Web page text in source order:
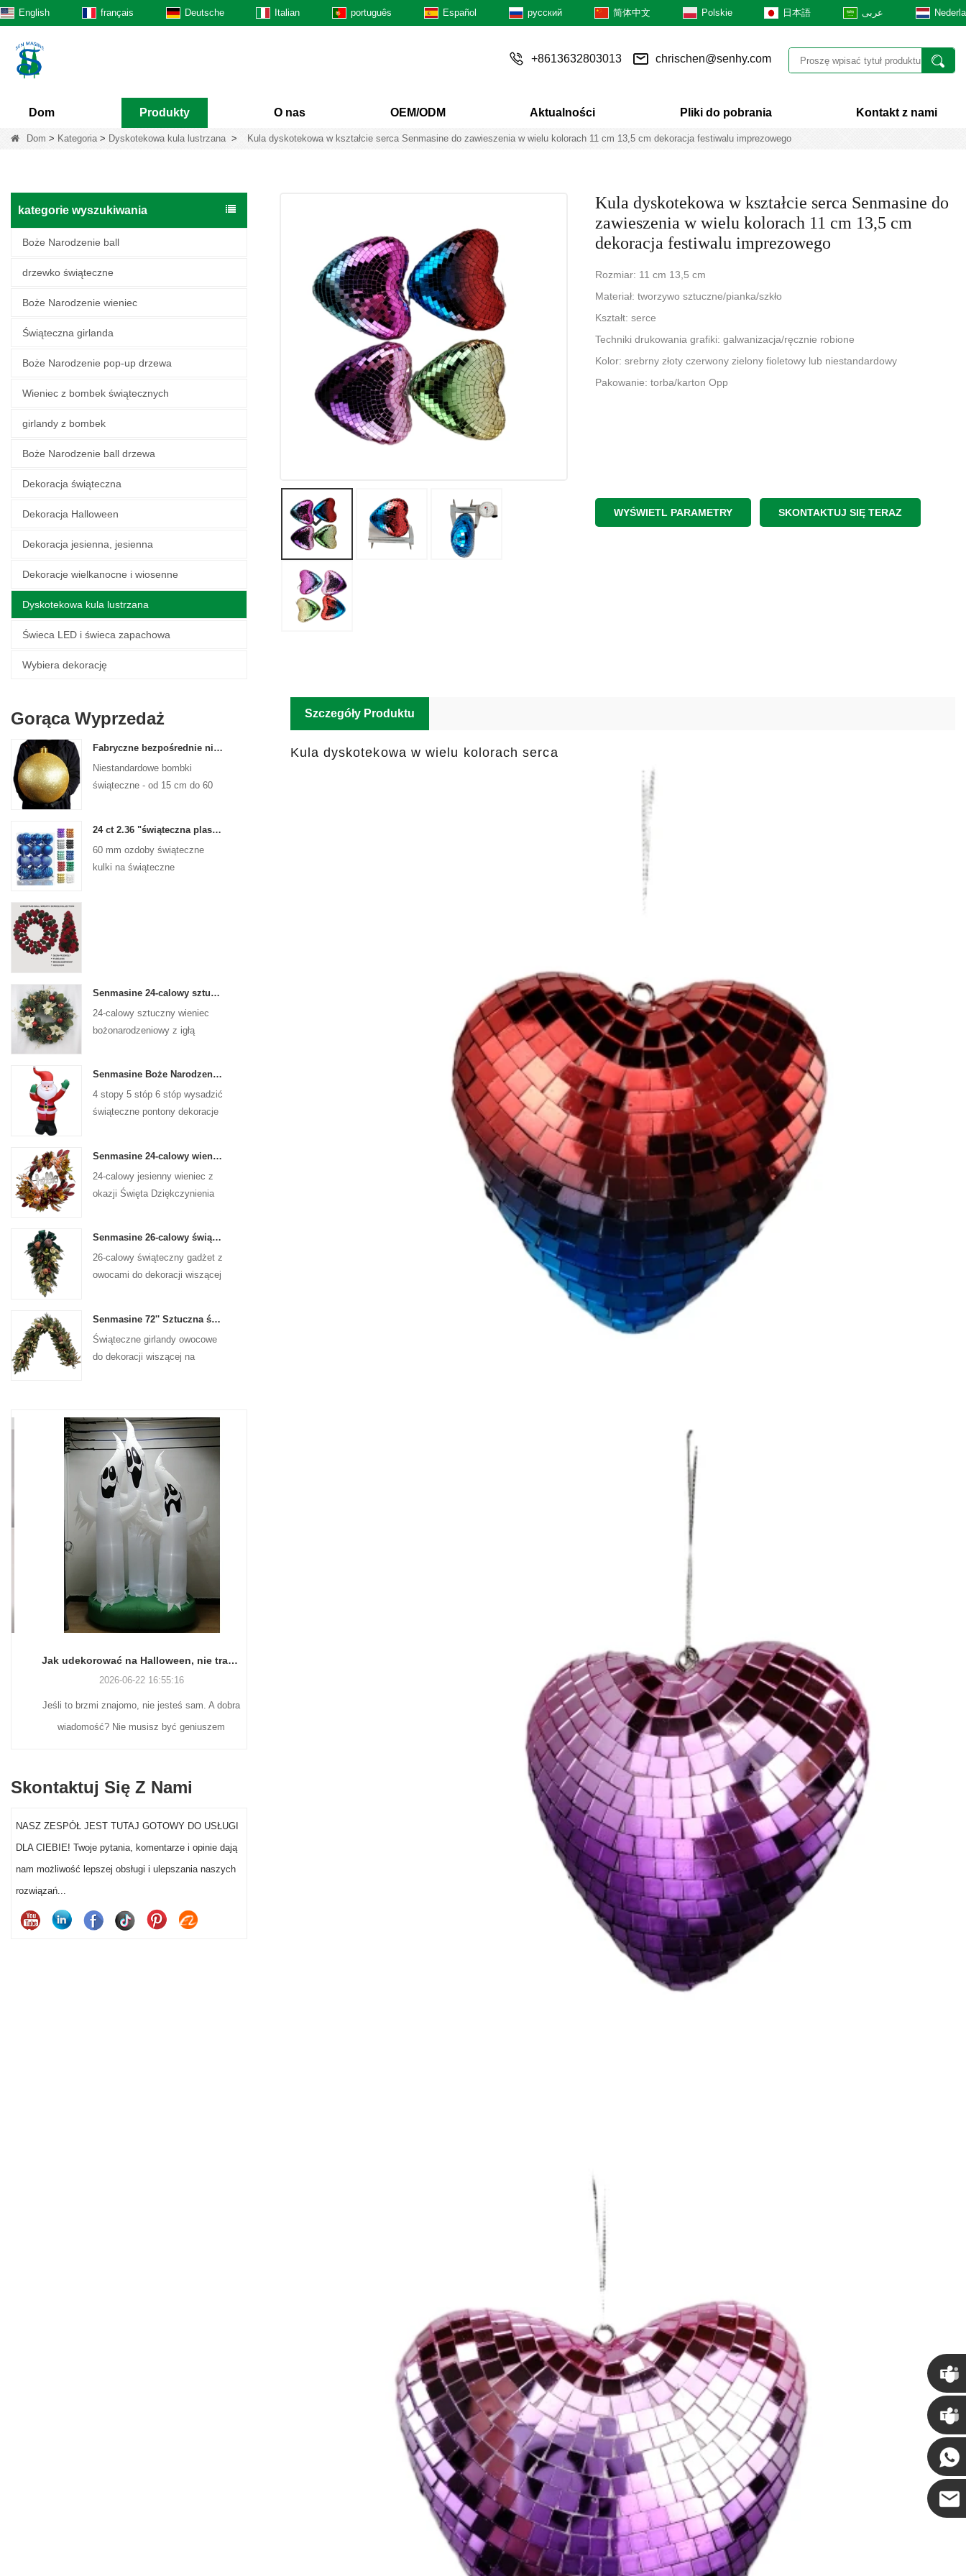
English français Deutsche Italian português Español русский 简体中文 Polskie 日本語 عربى
+8613632803013 chrischen@senhy.com
Dom Produkty O nas OEM/ODM Aktualności Pliki do pobrania Kontakt z nami
Dom > Kategoria> Dyskotekowa kula lustrzana> Kula dyskotekowa w kształcie serca Senmasine do zawieszenia w wielu kolorach 11 cm 13,5 cm dekoracja festiwalu imprezowego
kategorie wyszukiwania
Boże Narodzenie ball
drzewko świąteczne
Boże Narodzenie wieniec
Świąteczna girlanda
Boże Narodzenie pop-up drzewa
Wieniec z bombek świątecznych
girlandy z bombek
Boże Narodzenie ball drzewa
Dekoracja świąteczna
Dekoracja Halloween
Dekoracja jesienna, jesienna
Dekoracje wielkanocne i wiosenne
Dyskotekowa kula lustrzana
Świeca LED i świeca zapachowa
Wybiera dekorację
Gorąca Wyprzedaż
Fabryczne bezpośrednie niestandardowe kulki świąteczne duże ozdoby duże bombki 15 cm - 60 cm kulki logo Xmas
Niestandardowe bombki
świąteczne - od 15 cm do 60
24 ct 2.36 "świąteczna plastikowa kulka do wiszących ozdób ozdoby Xmas Shattproof Balls
60 mm ozdoby świąteczne
kulki na świąteczne
Senmasine 24-calowy sztuczny wieniec bożonarodzeniowy z igłą sosnową poinsecja szyszki czerwona kula złota gałąź jagód
24-calowy sztuczny wieniec
bożonarodzeniowy z igłą
Senmasine Boże Narodzenie Święty Mikołaj Nadmuchiwane Wysadzane Xmas Dmuchane Dekoracje Wakacje Zima Wewnątrz Na Zewnątrz
4 stopy 5 stóp 6 stóp wysadzić
świąteczne pontony dekoracje
święty mikołaj nadmuchiwane
Senmasine 24-calowy wieniec z okazji Święta Dziękczynienia ze znakiem powitalnym Jesienne liście do zbiorów Słonecznik Wzór dyni Kokarda
24-calowy jesienny wieniec z
okazji Święta Dziękczynienia
Senmasine 26-calowy świąteczny gadżet owocowy ze wstążką i kokardkami Sztuczne liście gałęzi PCV
26-calowy świąteczny gadżet z
owocami do dekoracji wiszącej
Senmasine 72'' Sztuczna świąteczna girlanda owocowa do wiszącej dekoracji kominka na schodach
Świąteczne girlandy owocowe
do dekoracji wiszącej na
Jak udekorować na Halloween, nie tracąc zmysłów (ani weekendu)
2026-06-22 16:55:16
Jeśli to brzmi znajomo, nie jesteś sam. A dobra
wiadomość? Nie musisz być geniuszem
naprawdę wyróżniały się w tym roku.
Jak ozdobić sztuczne dynie na Halloween: kompletny przewodnik po stylach sztucznych, piankowych i ceramicznych
2026-05-22 15:37:50 2026-05-06 15:28:43
Skontaktuj Się Z Nami
NASZ ZESPÓŁ JEST TUTAJ GOTOWY DO USŁUGI
DLA CIEBIE! Twoje pytania, komentarze i opinie dają
nam możliwość lepszej obsługi i ulepszania naszych
rozwiązań...
Kula dyskotekowa w kształcie serca Senmasine do
zawieszenia w wielu kolorach 11 cm 13,5 cm
dekoracja festiwalu imprezowego
Rozmiar: 11 cm 13,5 cm
Materiał: tworzywo sztuczne/pianka/szkło
Kształt: serce
Techniki drukowania grafiki: galwanizacja/ręcznie robione
Kolor: srebrny złoty czerwony zielony fioletowy lub niestandardowy
Pakowanie: torba/karton Opp
WYŚWIETL PARAMETRY SKONTAKTUJ SIĘ TERAZ
Szczegóły Produktu
Kula dyskotekowa w wielu kolorach serca
Chris
Kenny